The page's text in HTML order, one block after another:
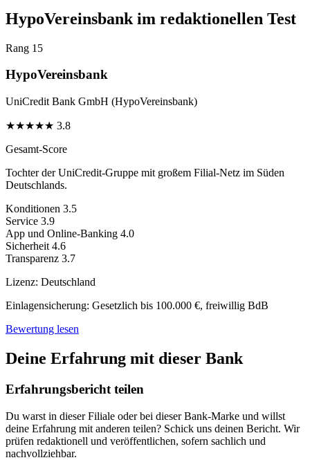
HypoVereinsbank im redaktionellen Test
Rang 15
HypoVereinsbank
UniCredit Bank GmbH (HypoVereinsbank)
★★★★★ 3.8
Gesamt-Score
Tochter der UniCredit-Gruppe mit großem Filial-Netz im Süden
Deutschlands.
Konditionen 3.5
Service 3.9
App und Online-Banking 4.0
Sicherheit 4.6
Transparenz 3.7
Lizenz: Deutschland
Einlagensicherung: Gesetzlich bis 100.000 €, freiwillig BdB
Bewertung lesen
Deine Erfahrung mit dieser Bank
Erfahrungsbericht teilen
Du warst in dieser Filiale oder bei dieser Bank-Marke und willst
deine Erfahrung mit anderen teilen? Schick uns deinen Bericht. Wir
prüfen redaktionell und veröffentlichen, sofern sachlich und
nachvollziehbar.